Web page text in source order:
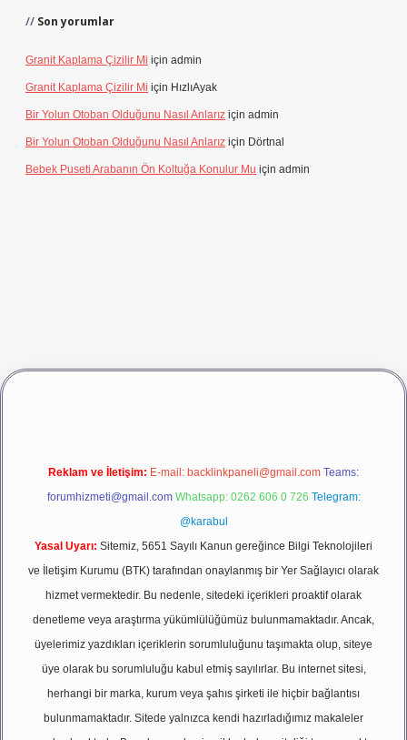
Son yorumlar
Granit Kaplama Çizilir Mi için admin
Granit Kaplama Çizilir Mi için HızlıAyak
Bir Yolun Otoban Olduğunu Nasıl Anlarız için admin
Bir Yolun Otoban Olduğunu Nasıl Anlarız için Dörtnal
Bebek Puseti Arabanın Ön Koltuğa Konulur Mu için admin
vdcasino girişbetexper
Reklam ve İletişim: E-mail: backlinkpaneli@gmail.com Teams:
forumhizmeti@gmail.com Whatsapp: 0262 606 0 726 Telegram:
@karabul
Yasal Uyarı: Sitemiz, 5651 Sayılı Kanun gereğince Bilgi Teknolojileri
ve İletişim Kurumu (BTK) tarafından onaylanmış bir Yer Sağlayıcı olarak
hizmet vermektedir. Bu nedenle, sitedeki içerikleri proaktif olarak
denetleme veya araştırma yükümlülüğümüz bulunmamaktadır. Ancak,
üyelerimiz yazdıkları içeriklerin sorumluluğunu taşımakta olup, siteye
üye olarak bu sorumluluğu kabul etmiş sayılırlar. Bu internet sitesi,
herhangi bir marka, kurum veya şahıs şirketi ile hiçbir bağlantısı
bulunmamaktadır. Sitede yalnızca kendi hazırladığımız makaleler